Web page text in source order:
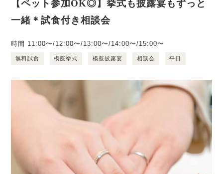
【ペット参加OK◎】挙式も披露宴もずっと
一緒＊試食付き相談会
時間 11:00〜/12:00〜/13:00〜/14:00〜/15:00〜
無料試食 模擬挙式 模擬披露宴 相談会 平日